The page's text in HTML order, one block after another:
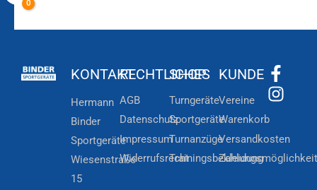
KONTAKT
Hermann
Binder
Sportgeräte
Wiesenstraße
15
RECHTLICHES
AGB
Datenschutz
Impressum
Widerrufsrecht
SHOP
Turngeräte
Sportgeräte
Turnanzüge
Trainingsbekleidung
KUNDE
Vereine
Warenkorb
Versandkosten